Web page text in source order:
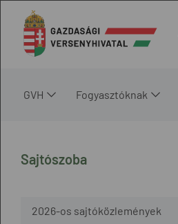
GVH Fogyasztóknak
Sajtószoba
2026-os sajtóközlemények